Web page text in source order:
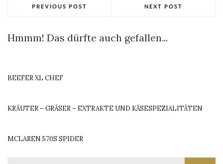
PREVIOUS POST NEXT POST
Hmmm! Das dürfte auch gefallen...
BEEFER XL CHEF
KRÄUTER – GRÄSER – EXTRAKTE UND KÄSESPEZIALITÄTEN
MCLAREN 570S SPIDER